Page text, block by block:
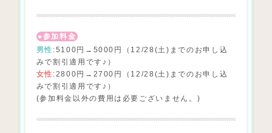
参加料金
男性 :5100円→5000円（12/28(土)までのお申し込
みで割引適用です♪）
女性 :2800円→2700円（12/28(土)までのお申し込
みで割引適用です♪）
(参加料金以外の費用は必要ございません。)